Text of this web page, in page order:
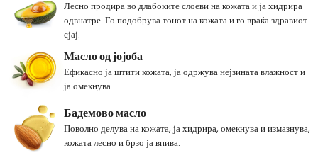
Лесно продира во длабоките слоеви на кожата и ја хидрира
одвнатре. Го подобрува тонот на кожата и го враќа здравиот
сјај.
Масло од јојоба
Ефикасно ја штити кожата, ја одржува нејзината влажност и
ја омекнува.
Бадемово масло
Поволно делува на кожата, ја хидрира, омекнува и измазнува,
кожата лесно и брзо ја впива.